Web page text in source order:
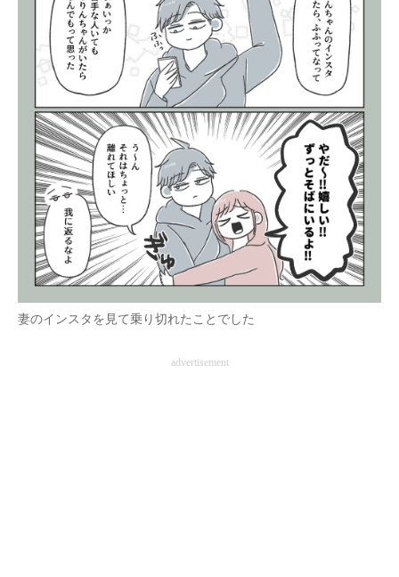
ちょっと気になるネットの話題
妻のインスタを見て乗り切れたことでした
advertisement